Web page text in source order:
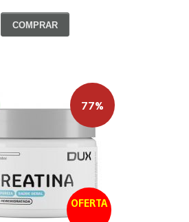
COMPRAR
OFERTA
77%